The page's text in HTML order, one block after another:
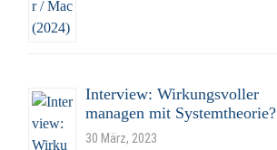
Interview: Wirkungsvoller
managen mit Systemtheorie?
30 März, 2023